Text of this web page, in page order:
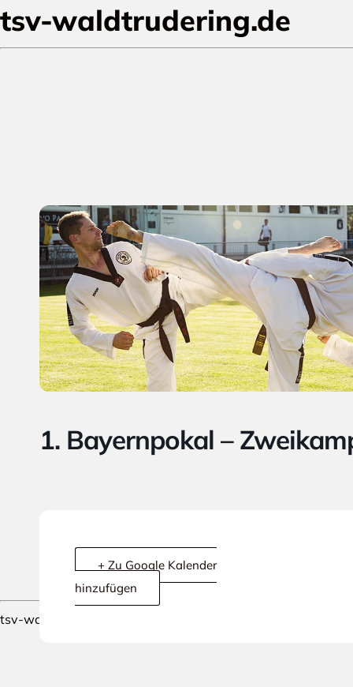
tsv-waldtrudering.de
1. Bayernpokal –
+ Zu Google Kalender
hinzufügen
tsv-waldtrudering.de wird mit Stolz präsentiert von